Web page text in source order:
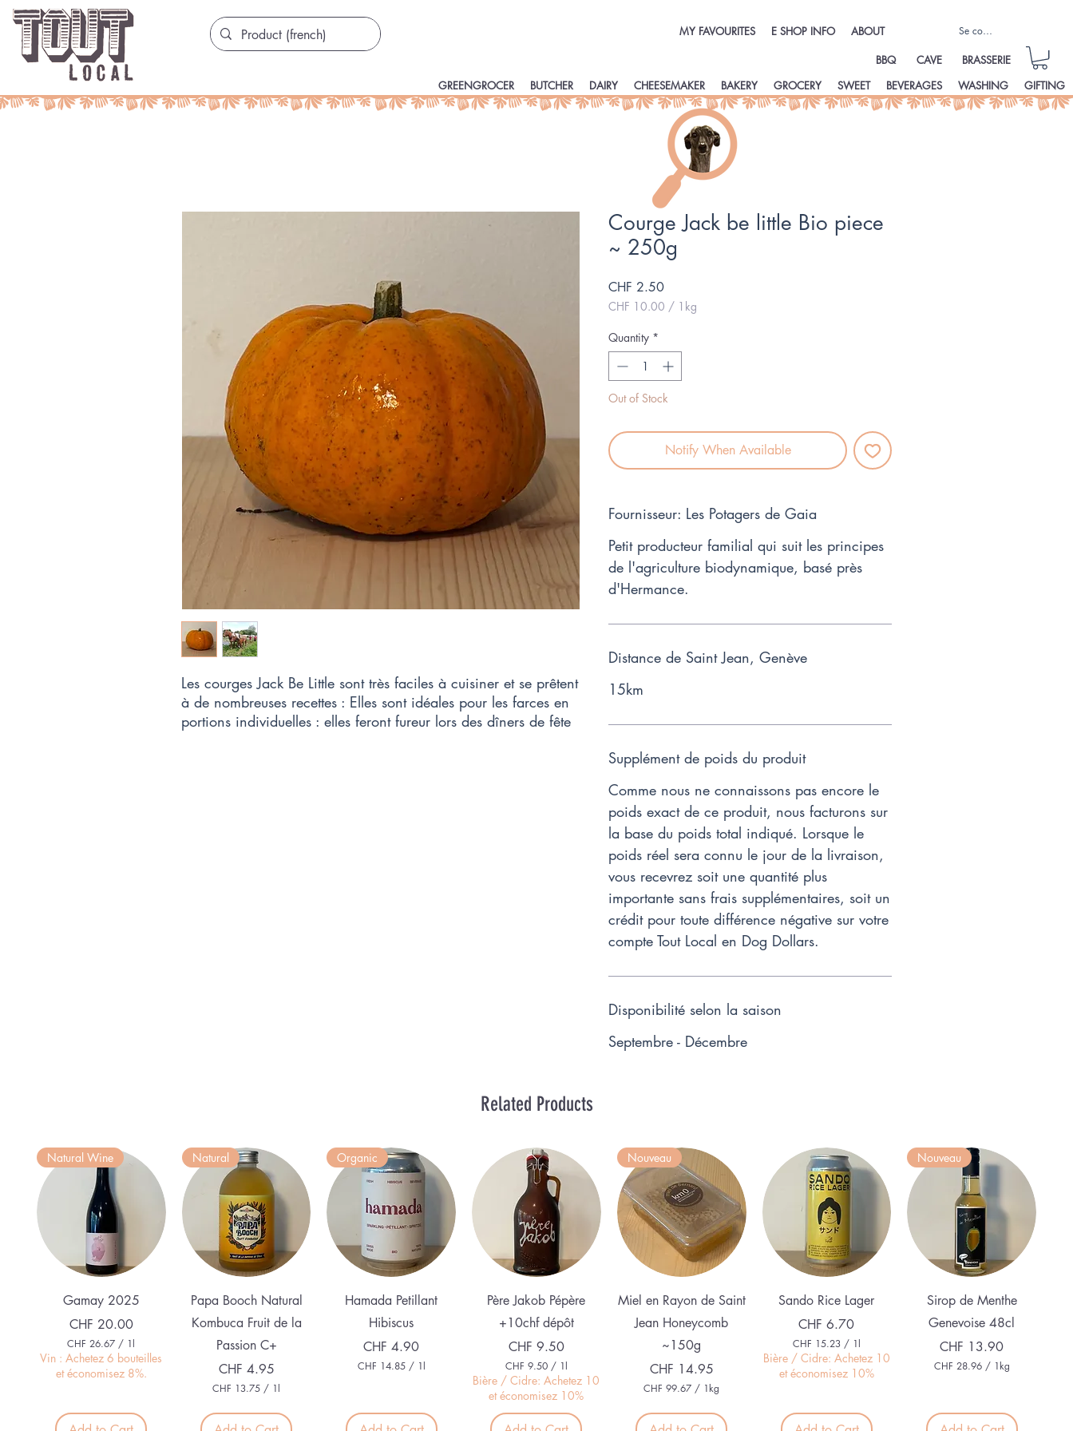
MY FAVOURITES E SHOP INFO ABOUT Se connecter
BBQ CAVE
BRASSERIE
GREENGROCER
BUTCHER DAIRY CHEESEMAKER BAKERY GROCERY SWEET BEVERAGES WASHING GIFTING
Les courges Jack Be Little sont très faciles à cuisiner et se prêtent
à de nombreuses recettes : Elles sont idéales pour les farces en
portions individuelles : elles feront fureur lors des dîners de fête
Courge Jack be little Bio piece
~ 250g
CHF 2.50Price
CHF 10.00 / 1kg
per
1
Kilogram
Quantity *
Out of Stock
Notify When Available
Fournisseur: Les Potagers de Gaia
Petit producteur familial qui suit les principes
de l'agriculture biodynamique, basé près
d'Hermance.
Distance de Saint Jean, Genève
15km
Supplément de poids du produit
Comme nous ne connaissons pas encore le
poids exact de ce produit, nous facturons sur
la base du poids total indiqué. Lorsque le
poids réel sera connu le jour de la livraison,
vous recevrez soit une quantité plus
importante sans frais supplémentaires, soit un
crédit pour toute différence négative sur votre
compte Tout Local en Dog Dollars.
Disponibilité selon la saison
Septembre - Décembre
Related Products
Quick View
Natural Wine
Gamay 2025
Price
CHF 20.00
CHF 26.67 / 1l
C
H
F
Vin : Achetez 6 bouteilles
et économisez 8%.
Quick View
Natural
Papa Booch Natural
Kombuca Fruit de la
Passion C+
Price
CHF 4.95
CHF 13.75 / 1l
H
F
Quick View
Organic
Hamada Petillant
Hibiscus
Price
CHF 4.90
CHF 14.85 / 1l
Quick View
Père Jakob Pépère
+10chf dépôt
Price
CHF 9.50
CHF 9.50 / 1l
C
H
F
Bière / Cidre: Achetez 10
et économisez 10%
Quick View
Nouveau
Miel en Rayon de Saint
Jean Honeycomb
~150g
Price
CHF 14.95
CHF 99.67 / 1kg
H
F
Quick View
Sando Rice Lager
Price
CHF 6.70
CHF 15.23 / 1l
C
H
F
Bière / Cidre: Achetez 10
et économisez 10%
Quick View
Nouveau
Sirop de Menthe
Genevoise 48cl
Price
CHF 13.90
CHF 28.96 / 1kg